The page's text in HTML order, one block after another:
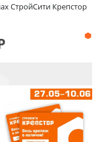
СтройСити Крепстор